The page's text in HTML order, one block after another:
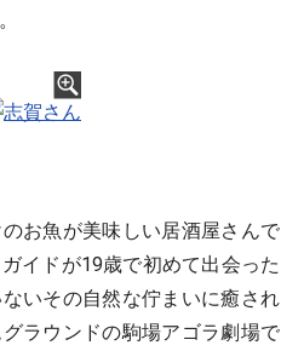
お魚が美味しい居酒屋さんで
イドが19歳で初めて出会った
いその自然な佇まいに癒され
ラウンドの駒場アゴラ劇場で